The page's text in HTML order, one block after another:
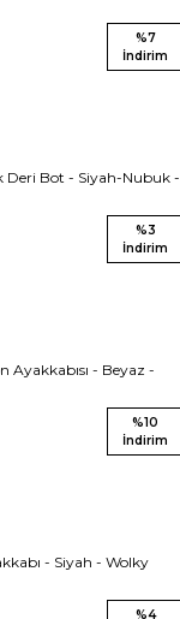
%7
İndirim
Deri Bot - Siyah-Nubuk -
%3
İndirim
Ayakkabısı - Beyaz -
%10
İndirim
- Siyah - Wolky
%4